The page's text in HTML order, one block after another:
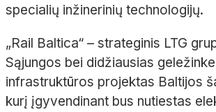
specialių inžinerinių technologijų.
„Rail Baltica“ – strateginis LTG
Sąjungos bei didžiausias
infrastruktūros projektas Baltijos
kurį įgyvendinant bus nutiestas